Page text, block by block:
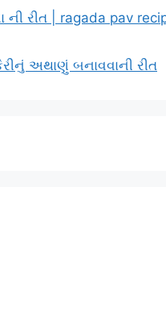
ની રીત | ragada pav
અથાણું બનાવવાની રીત